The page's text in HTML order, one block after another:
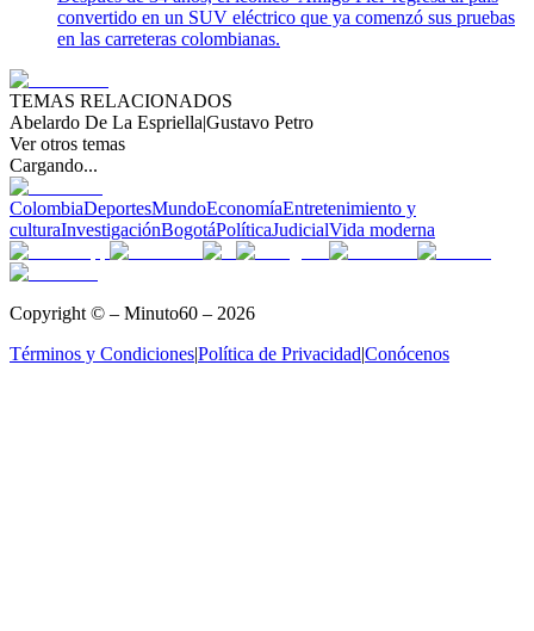
convertido en un SUV eléctrico que ya comenzó sus pruebas
en las carreteras colombianas.
TEMAS RELACIONADOS
Abelardo De La Espriella|Gustavo Petro
Ver otros temas
Cargando...
ColombiaDeportesMundoEconomíaEntretenimiento y
culturaInvestigaciónBogotáPolíticaJudicialVida moderna
Copyright © – Minuto60 – 2026
Términos y Condiciones|Política de Privacidad|Conócenos